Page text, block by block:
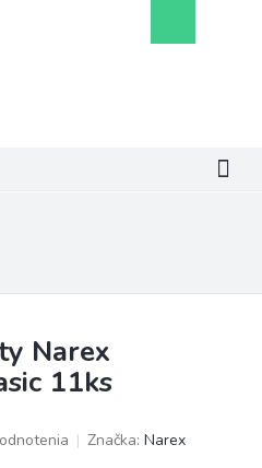
košík
Narex
11ks
Značka: Narex